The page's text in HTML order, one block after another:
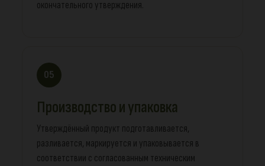
окончательного утверждения.
05
Производство и упаковка
Утверждённый продукт подготавливается,
разливается, маркируется и упаковывается в
соответствии с согласованным техническим